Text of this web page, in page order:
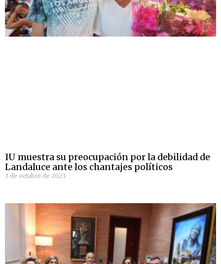
IU muestra su preocupación por la debilidad de
Landaluce ante los chantajes políticos
3 de octubre de 2023